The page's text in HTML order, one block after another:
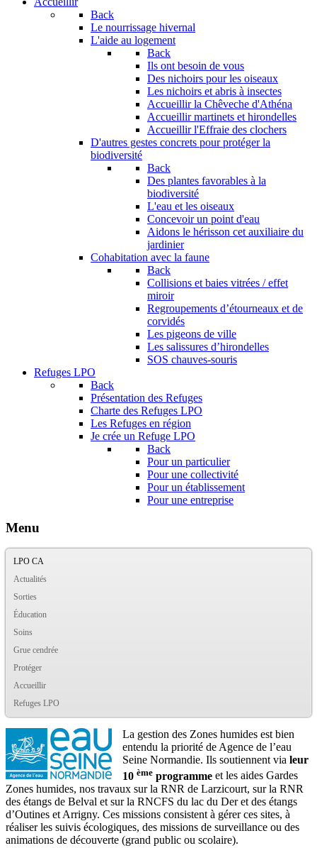
Back
Le nourrissage hivernal
L'aide au logement
Back
Ils ont besoin de vous
Des nichoirs pour les oiseaux
Les nichoirs et abris à insectes
Accueillir la Chêveche d'Athéna
Accueillir martinets et hirondelles
Accueillir l'Effraie des clochers
D'autres gestes concrets pour protéger la
biodiversité
Back
Des plantes favorables à la
biodiversité
L'eau et les oiseaux
Concevoir un point d'eau
Aidons le hérisson cet auxiliaire du
jardinier
Cohabitation avec la faune
Back
Collisions et baies vitrées / effet
miroir
Regroupements d’étourneaux et de
corvidés
Les pigeons de ville
Les salissures d’hirondelles
SOS chauves-souris
Refuges LPO
Back
Présentation des Refuges
Charte des Refuges LPO
Les Refuges en région
Je crée un Refuge LPO
Back
Pour un particulier
Pour une collectivité
Pour un établissement
Pour une entreprise
Menu
LPO CA
Actualités
Sorties
Éducation
Soins
Grue cendrée
Protéger
Accueillir
Refuges LPO
La gestion des Zones humides est bien
entendu la priorité de Agence de l’eau
Seine Normandie. Ils soutiennent via leur
10 ème programme et les aides Gardes
Zones humides, nos travaux sur la RNR de Larzicourt, sur la RNR
des étangs de Belval et sur la RNCFS du lac du Der et des étangs
d’Outines et Arrigny. Ces missions consistent à gérer ces sites, à
réaliser les suivis écologiques, des missions de surveillance ou des
animations de découverte (grand public ou scolaire).